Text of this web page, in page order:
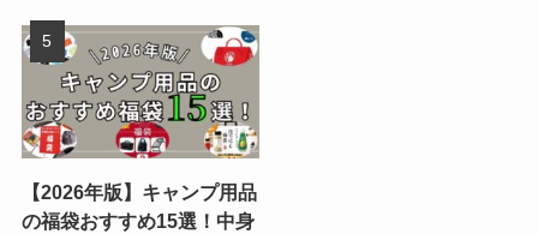
【2026年版】キャンプ用品
の福袋おすすめ15選！中身